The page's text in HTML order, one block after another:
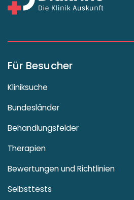
Für Besucher
Kliniksuche
Bundesländer
Behandlungsfelder
Therapien
Bewertungen und Richtlinien
Selbsttests